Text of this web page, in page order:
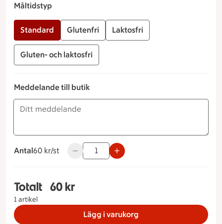
Måltidstyp
Standard Glutenfri Laktosfri
Gluten- och laktosfri
Meddelande till butik
Antal
60 kronor styck
60 kr/st Använd knapparna för att minska eller
Totalt
1 artikel
Totalt 1 stycken Laxcheescake Måltidstyp
60 kr
Lägg i varukorg